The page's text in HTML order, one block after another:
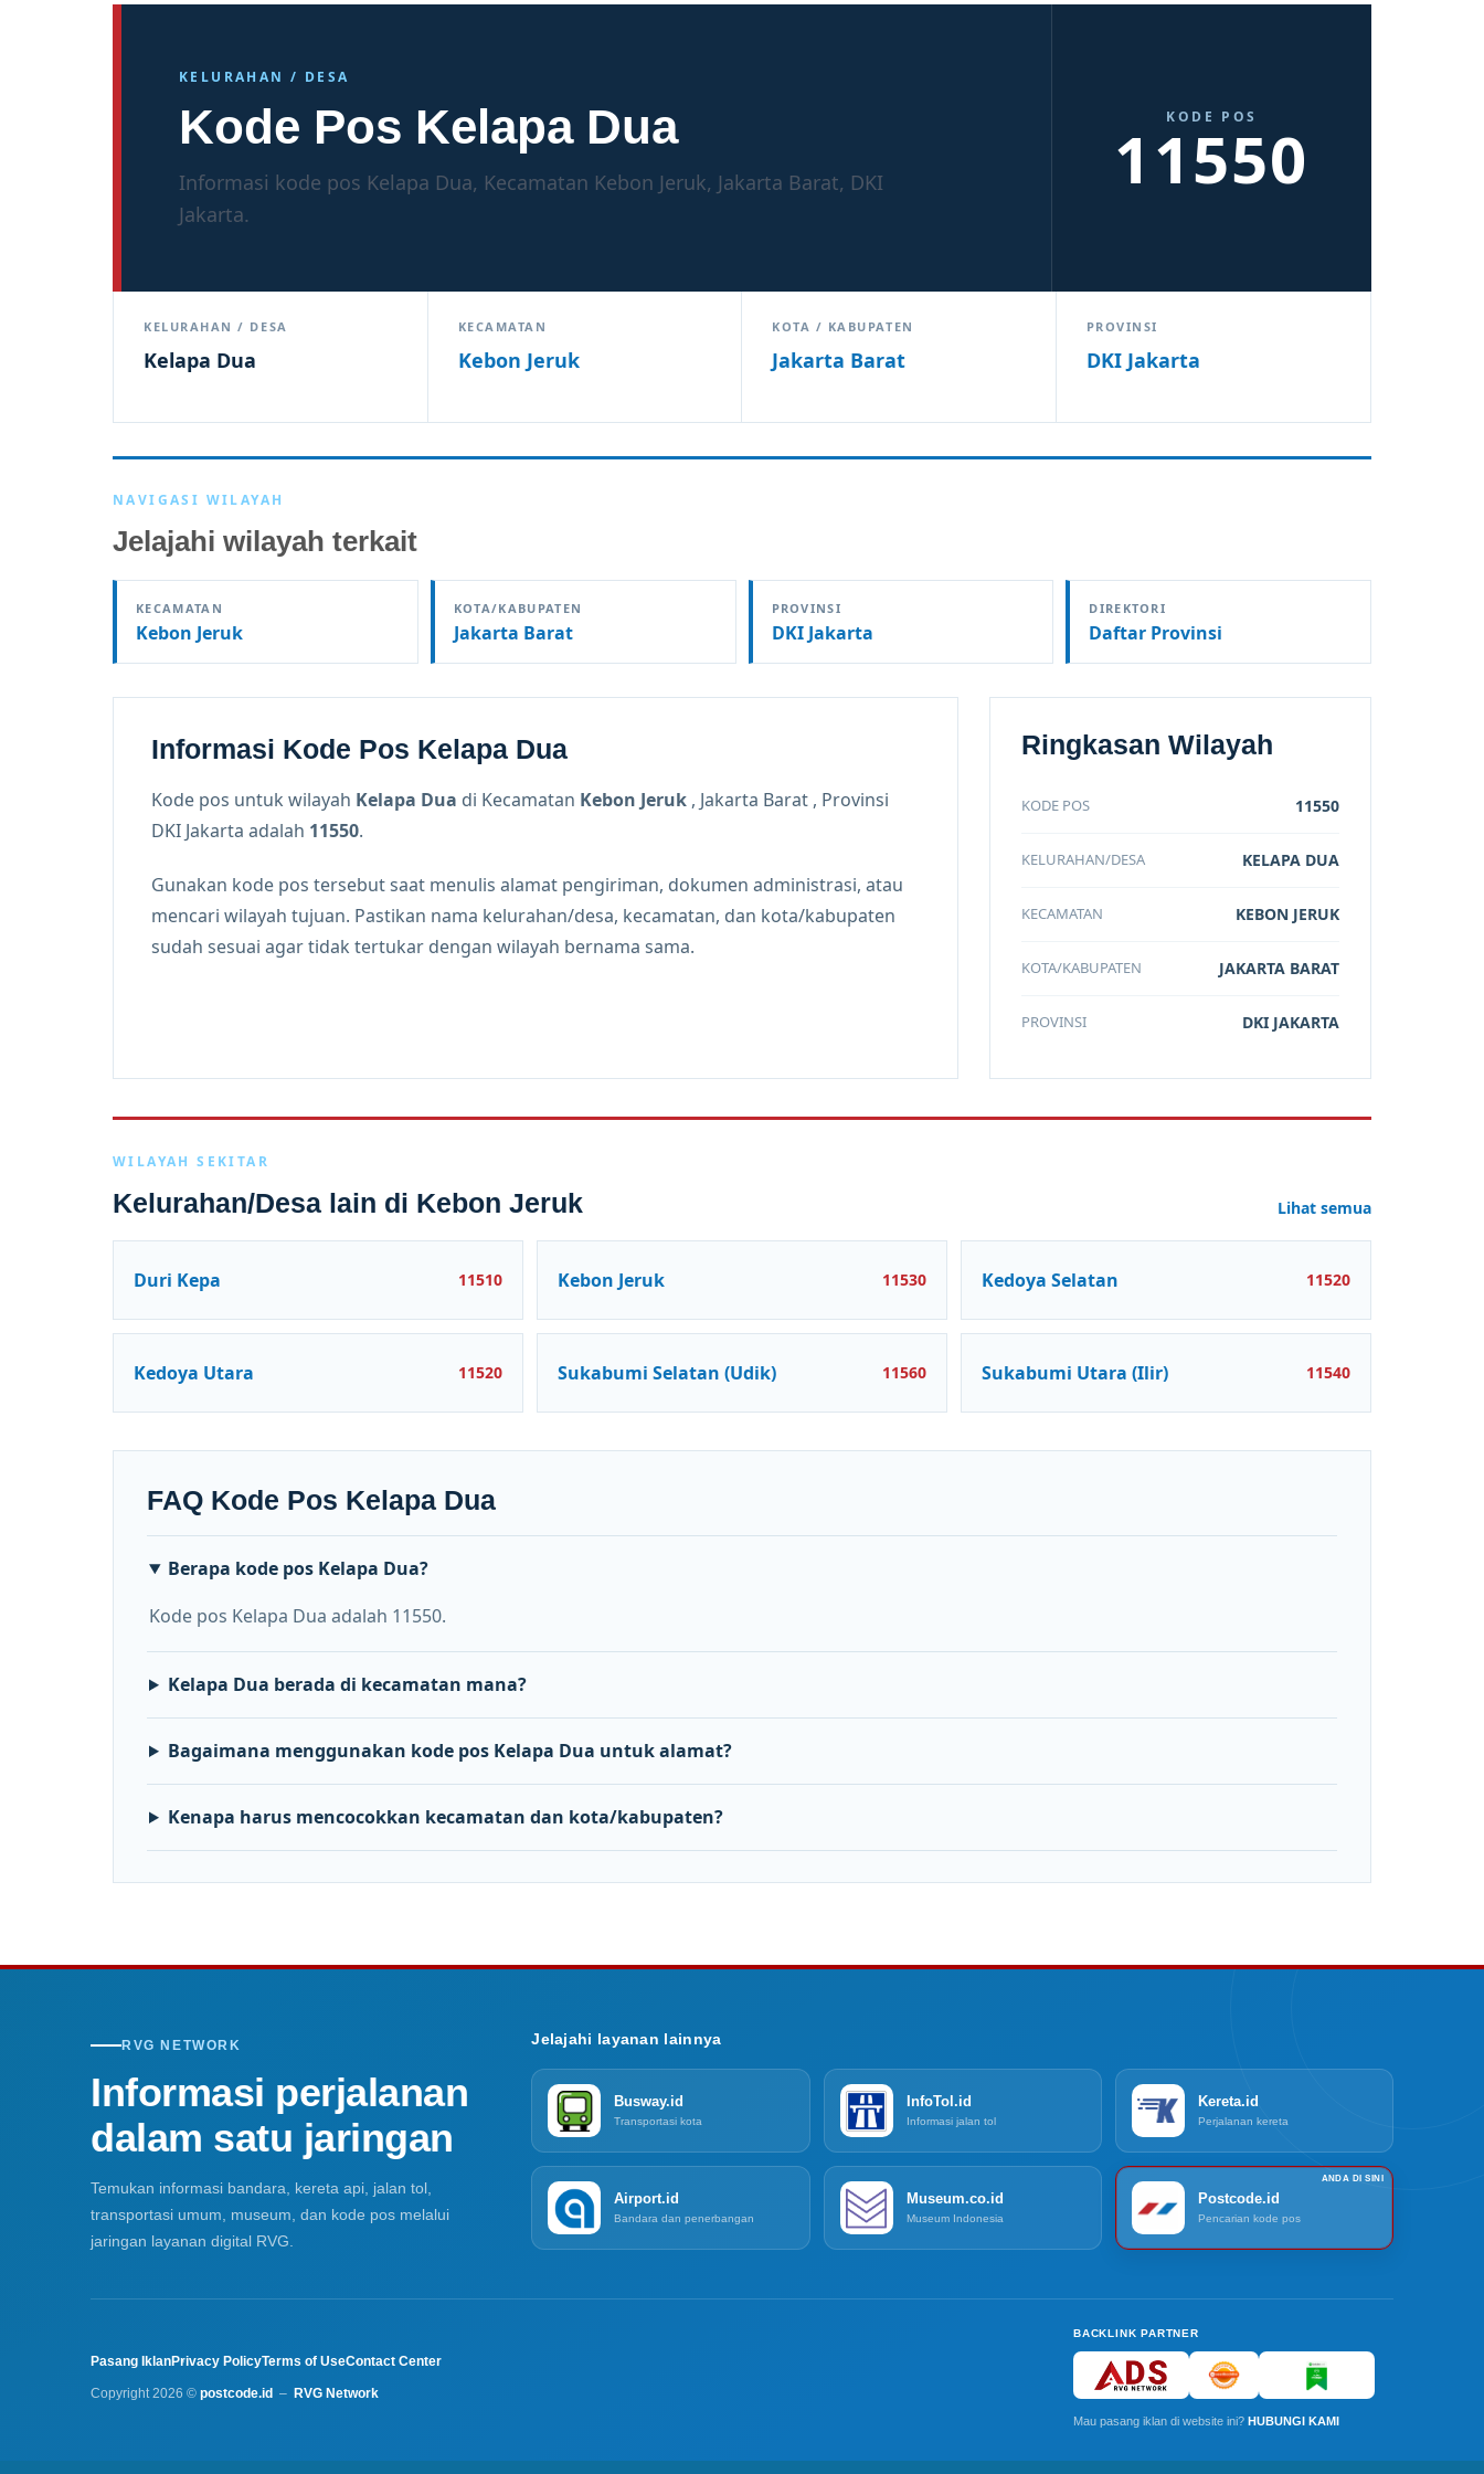
KELURAHAN / DESA
Kode Pos Kelapa Dua
Informasi kode pos Kelapa Dua, Kecamatan Kebon Jeruk, Jakarta Barat, DKI
Jakarta.
KODE POS
11550
KELURAHAN / DESA
Kelapa Dua
KECAMATAN
Kebon Jeruk
KOTA / KABUPATEN
Jakarta Barat
PROVINSI
DKI Jakarta
NAVIGASI WILAYAH
Jelajahi wilayah terkait
KECAMATAN
Kebon Jeruk
KOTA/KABUPATEN
Jakarta Barat
PROVINSI
DKI Jakarta
DIREKTORI
Daftar Provinsi
Informasi Kode Pos Kelapa Dua
Kode pos untuk wilayah Kelapa Dua di Kecamatan Kebon Jeruk , Jakarta Barat , Provinsi
DKI Jakarta adalah 11550.
Gunakan kode pos tersebut saat menulis alamat pengiriman, dokumen administrasi, atau
mencari wilayah tujuan. Pastikan nama kelurahan/desa, kecamatan, dan kota/kabupaten
sudah sesuai agar tidak tertukar dengan wilayah bernama sama.
Ringkasan Wilayah
KODE POS 11550
KELURAHAN/DESA KELAPA DUA
KECAMATAN KEBON JERUK
KOTA/KABUPATEN JAKARTA BARAT
PROVINSI DKI JAKARTA
WILAYAH SEKITAR
Kelurahan/Desa lain di Kebon Jeruk Lihat semua
Duri Kepa 11510 Kebon Jeruk 11530 Kedoya Selatan 11520
Kedoya Utara 11520 Sukabumi Selatan (Udik) 11560 Sukabumi Utara (Ilir) 11540
FAQ Kode Pos Kelapa Dua
Berapa kode pos Kelapa Dua?
Kode pos Kelapa Dua adalah 11550.
Kelapa Dua berada di kecamatan mana?
Bagaimana menggunakan kode pos Kelapa Dua untuk alamat?
Kenapa harus mencocokkan kecamatan dan kota/kabupaten?
RVG NETWORK
Informasi perjalanan
dalam satu jaringan
Temukan informasi bandara, kereta api, jalan tol,
transportasi umum, museum, dan kode pos melalui
jaringan layanan digital RVG.
Jelajahi layanan lainnya
Busway.id
Transportasi kota
InfoTol.id
Informasi jalan tol
Kereta.id
Perjalanan kereta
Airport.id
Bandara dan penerbangan
Museum.co.id
Museum Indonesia
Postcode.id
Pencarian kode pos
Pasang IklanPrivacy PolicyTerms of UseContact Center
Copyright 2026 © postcode.id – RVG Network
BACKLINK PARTNER
Mau pasang iklan di website ini? HUBUNGI KAMI